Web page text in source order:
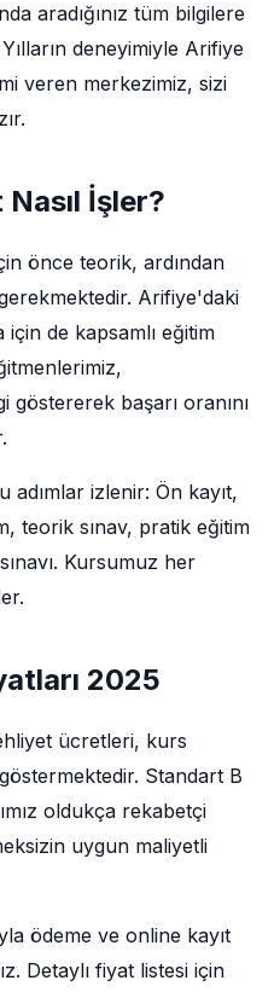
aradığınız tüm bilgilere
deneyimiyle Arifiye
veren merkezimiz, sizi
İşler?
önce teorik, ardından
Arifiye'daki
de kapsamlı eğitim
başarı oranını
izlenir: Ön kayıt,
teorik sınav, pratik eğitim
Kursumuz her
2025
ücretleri, kurs
Standart B
oldukça rekabetçi
uygun maliyetli
ödeme ve online kayıt
Detaylı fiyat listesi için